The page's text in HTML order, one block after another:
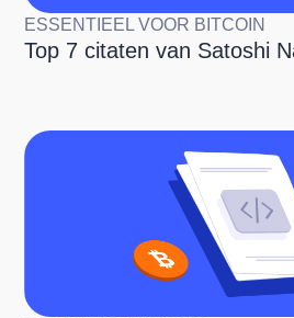
ESSENTIEEL VOOR BITCOIN
Top 7 citaten van Satoshi